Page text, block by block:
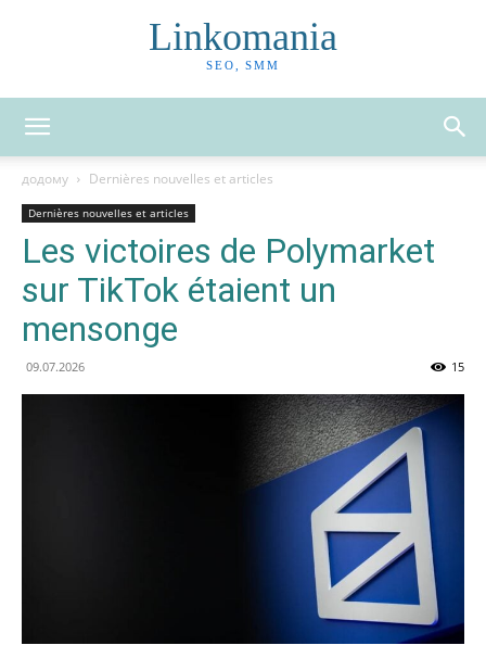
Linkomania
SEO, SMM
додому Dernières nouvelles et articles
Dernières nouvelles et articles
Les victoires de Polymarket
sur TikTok étaient un
mensonge
09.07.2026 15